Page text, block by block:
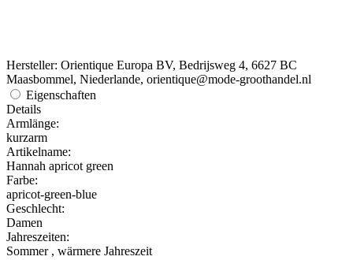
Hersteller: Orientique Europa BV, Bedrijsweg 4, 6627 BC
Maasbommel, Niederlande, orientique@mode-groothandel.nl
Eigenschaften
Details
Armlänge:
kurzarm
Artikelname:
Hannah apricot green
Farbe:
apricot-green-blue
Geschlecht:
Damen
Jahreszeiten:
Sommer , wärmere Jahreszeit